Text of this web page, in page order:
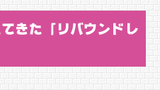
きた「リバウンドし